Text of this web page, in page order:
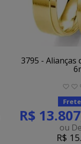
3795 - Alianças
R$
ou
R$